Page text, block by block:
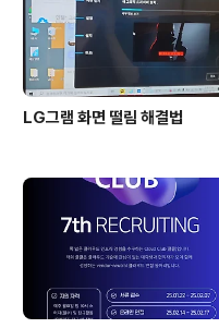
LG그램 화면 떨림 해결법